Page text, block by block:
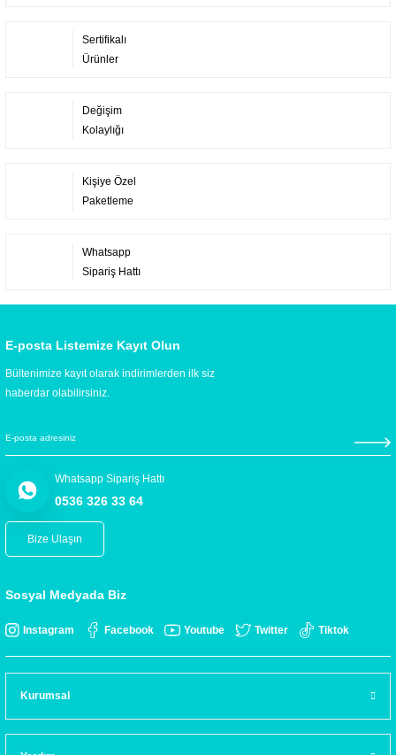
Sertifikalı
Ürünler
Değişim
Kolaylığı
Kişiye Özel
Paketleme
Whatsapp
Sipariş Hattı
E-posta Listemize Kayıt Olun
Bültenimize kayıt olarak indirimlerden ilk siz
haberdar olabilirsiniz.
Whatsapp Sipariş Hattı
0536 326 33 64
Bize Ulaşın
Sosyal Medyada Biz
Instagram Facebook Youtube Twitter Tiktok
Kurumsal